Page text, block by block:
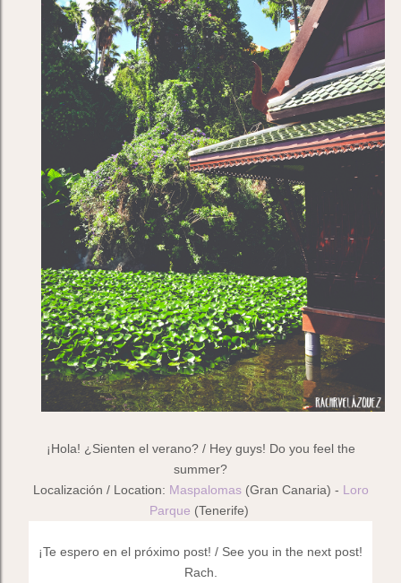
¡Hola! ¿Sienten el verano? / Hey guys! Do you feel the
summer?
Localización / Location: Maspalomas(Gran Canaria) - Loro
Parque (Tenerife)
¡Te espero en el próximo post! / See you in the next post!
Rach.